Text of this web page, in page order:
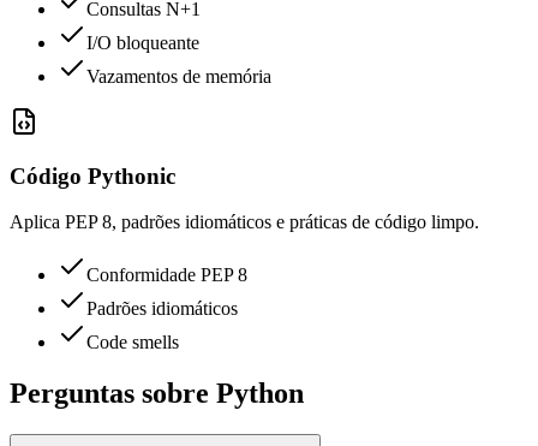
Consultas N+1
I/O bloqueante
Vazamentos de memória
Código Pythonic
Aplica PEP 8, padrões idiomáticos e práticas de código limpo.
Conformidade PEP 8
Padrões idiomáticos
Code smells
Perguntas sobre Python